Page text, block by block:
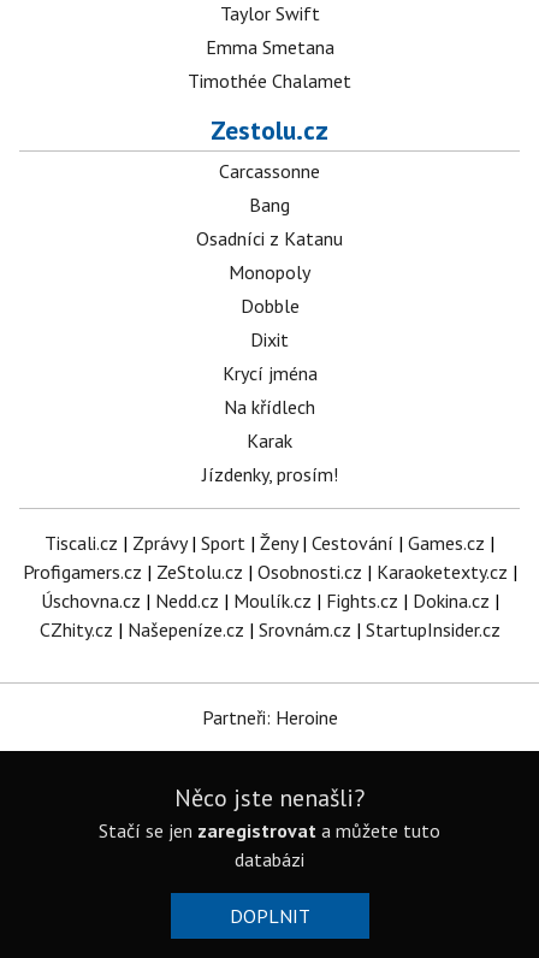
Taylor Swift
Emma Smetana
Timothée Chalamet
Zestolu.cz
Carcassonne
Bang
Osadníci z Katanu
Monopoly
Dobble
Dixit
Krycí jména
Na křídlech
Karak
Jízdenky, prosím!
Tiscali.cz | Zprávy| Sport | Ženy| Cestování | Games.cz |
Profigamers.cz | ZeStolu.cz | Osobnosti.cz | Karaoketexty.cz |
Úschovna.cz | Nedd.cz | Moulík.cz | Fights.cz | Dokina.cz |
CZhity.cz | Našepeníze.cz | Srovnám.cz | StartupInsider.cz
Partneři: Heroine
Něco jste nenašli?
Stačí se jen zaregistrovat a můžete tuto
databázi
DOPLNIT